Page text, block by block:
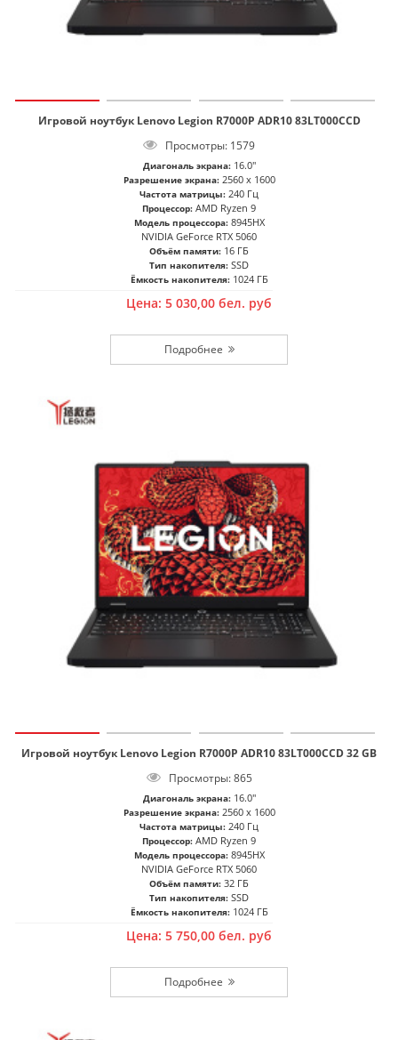
Игровой ноутбук Lenovo Legion R7000P ADR10 83LT000CCD
Просмотры: 1579
Диагональ экрана: 16.0"
Разрешение экрана: 2560 x 1600
Частота матрицы: 240 Гц
Процессор: AMD Ryzen 9
Модель процессора: 8945HX
NVIDIA GeForce RTX 5060
Объём памяти: 16 ГБ
Тип накопителя: SSD
Ёмкость накопителя: 1024 ГБ
Цена: 5 030,00 бел. руб
Игровой ноутбук Lenovo Legion R7000P ADR10 83LT000CCD 32 GB
Просмотры: 865
Диагональ экрана: 16.0"
Разрешение экрана: 2560 x 1600
Частота матрицы: 240 Гц
Процессор: AMD Ryzen 9
Модель процессора: 8945HX
NVIDIA GeForce RTX 5060
Объём памяти: 32 ГБ
Тип накопителя: SSD
Ёмкость накопителя: 1024 ГБ
Цена: 5 750,00 бел. руб